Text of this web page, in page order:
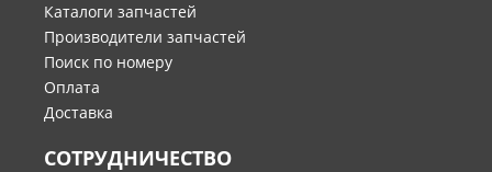
Каталоги запчастей
Производители запчастей
Поиск по номеру
Оплата
Доставка
СОТРУДНИЧЕСТВО